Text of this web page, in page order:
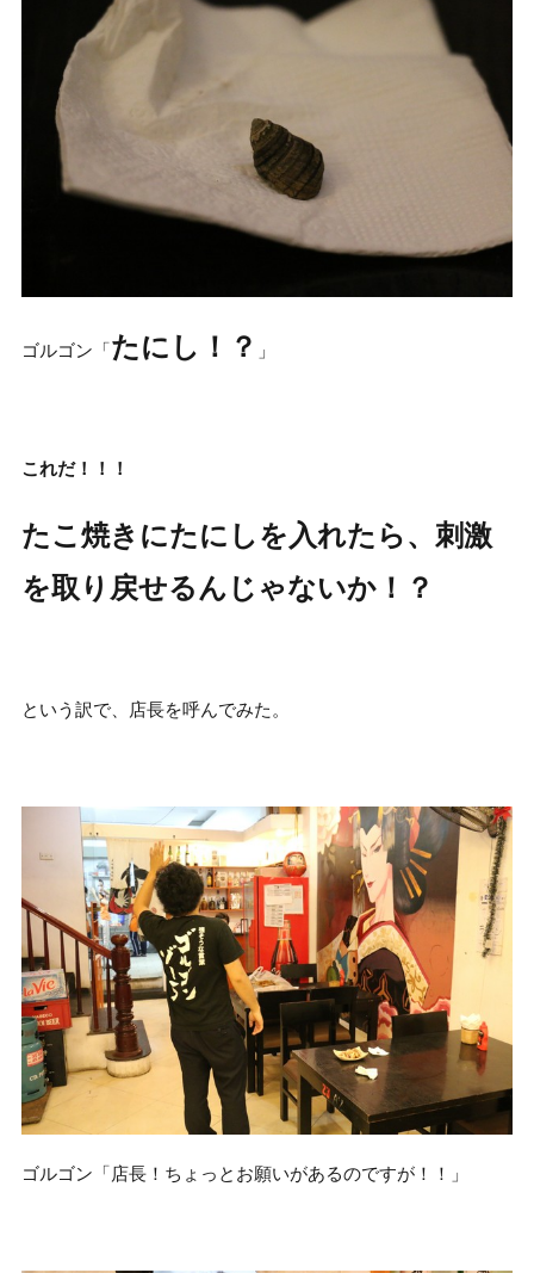
ゴルゴン「たにし！？ 」
これだ！！！
たこ焼きにたにしを入れたら、刺激
を取り戻せるんじゃないか！？
という訳で、店長を呼んでみた。
ゴルゴン「店長！ちょっとお願いがあるのですが！！」